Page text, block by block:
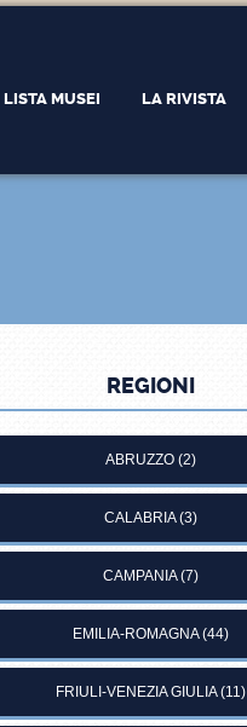
LISTA MUSEI LA RIVISTA
REGIONI
ABRUZZO(2)
CALABRIA(3)
CAMPANIA(7)
EMILIA-ROMAGNA(44)
FRIULI-VENEZIA GIULIA(11)